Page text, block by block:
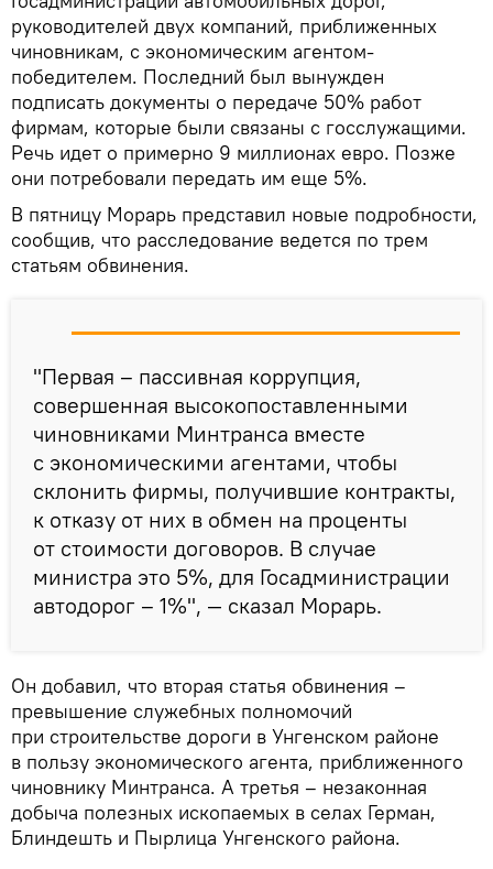
руководителей двух компаний, приближенных
чиновникам, с экономическим агентом-
победителем. Последний был вынужден
подписать документы о передаче 50% работ
фирмам, которые были связаны с госслужащими.
Речь идет о примерно 9 миллионах евро. Позже
они потребовали передать им еще 5%.
В пятницу Морарь представил новые подробности,
сообщив, что расследование ведется по трем
статьям обвинения.
"Первая – пассивная коррупция,
совершенная высокопоставленными
чиновниками Минтранса вместе
с экономическими агентами, чтобы
склонить фирмы, получившие контракты,
к отказу от них в обмен на проценты
от стоимости договоров. В случае
министра это 5%, для Госадминистрации
автодорог – 1%", — сказал Морарь.
Он добавил, что вторая статья обвинения –
превышение служебных полномочий
при строительстве дороги в Унгенском районе
в пользу экономического агента, приближенного
чиновнику Минтранса. А третья – незаконная
добыча полезных ископаемых в селах Герман,
Блиндешть и Пырлица Унгенского района.